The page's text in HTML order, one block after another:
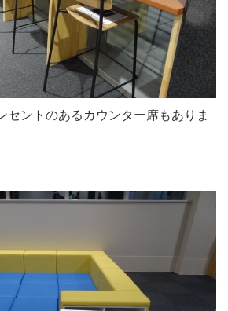
セントのあるカウンター席もありま